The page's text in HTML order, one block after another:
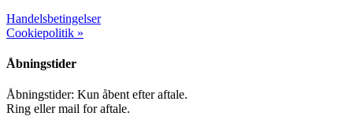
Handelsbetingelser
Cookiepolitik »
Åbningstider
Åbningstider: Kun åbent efter aftale.
Ring eller mail for aftale.